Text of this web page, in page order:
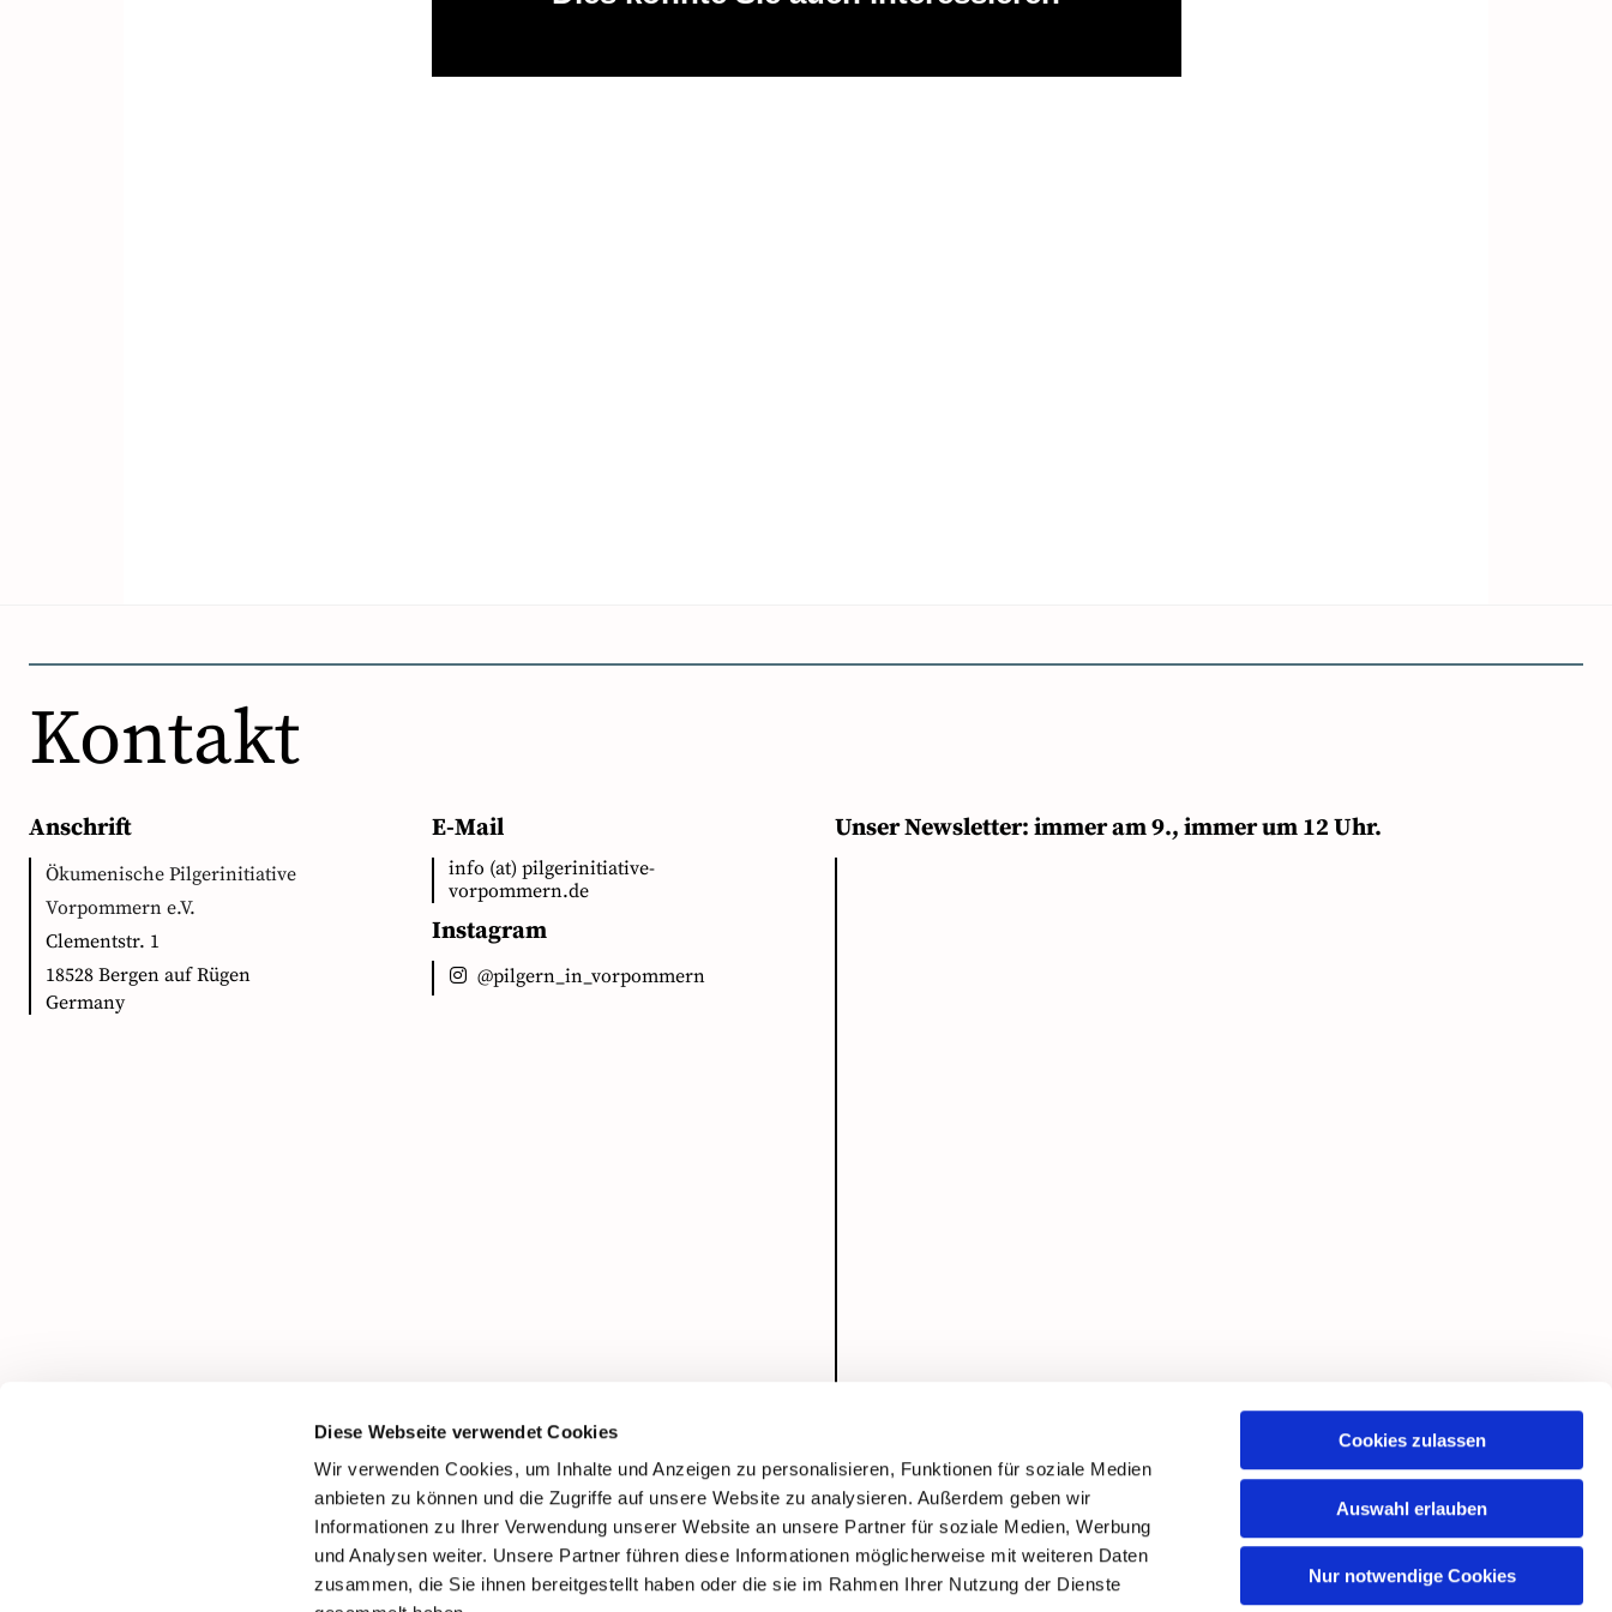
Diese Webseite verwendet Cookies
Wir verwenden Cookies, um Inhalte und Anzeigen zu personalisieren, Funktionen für soziale Medien
anbieten zu können und die Zugriffe auf unsere Website zu analysieren. Außerdem geben wir
Informationen zu Ihrer Verwendung unserer Website an unsere Partner für soziale Medien, Werbung
und Analysen weiter. Unsere Partner führen diese Informationen möglicherweise mit weiteren Daten
zusammen, die Sie ihnen bereitgestellt haben oder die sie im Rahmen Ihrer Nutzung der Dienste
Cookies zulassen
Auswahl erlauben
Nur notwendige Cookies
Kontakt
Anschrift
Ökumenische Pilgerinitiative
Vorpommern e.V.
Clementstr. 1
18528 Bergen auf Rügen
Germany
E-Mail
info (at) pilgerinitiative-
vorpommern.de
Instagram
@pilgern_in_vorpommern
Unser Newsletter: immer am 9., immer um 12 Uhr.